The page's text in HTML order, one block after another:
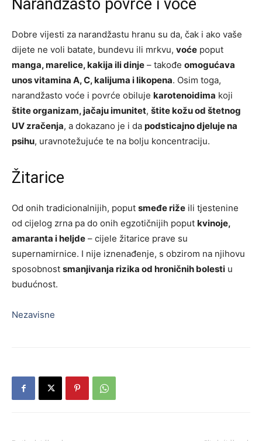
Narandžasto povrće i voće
Dobre vijesti za narandžastu hranu su da, čak i ako vaše
dijete ne voli batate, bundevu ili mrkvu, voće poput
manga, marelice, kakija ili dinje – takođe omogućava
unos vitamina A, C, kalijuma i likopena. Osim toga,
narandžasto voće i povrće obiluje karotenoidima koji
štite organizam, jačaju imunitet, štite kožu od štetnog
UV zračenja, a dokazano je i da podsticajno djeluje na
psihu, uravnotežujuće te na bolju koncentraciju.
Žitarice
Od onih tradicionalnijih, poput smeđe riže ili tjestenine
od cijelog zrna pa do onih egzotičnijih poput kvinoje,
amaranta i heljde – cijele žitarice prave su
supernamirnice. I nije iznenađenje, s obzirom na njihovu
sposobnost smanjivanja rizika od hroničnih bolesti u
budućnost.
Nezavisne